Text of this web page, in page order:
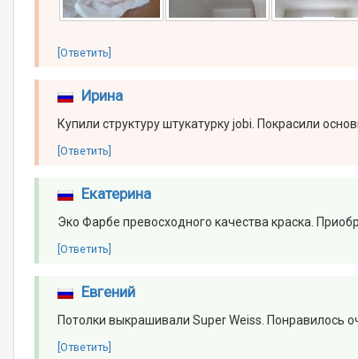
[Ответить]
Ирина
Купили структуру штукатурку jobi. Покрасили
[Ответить]
Екатерина
Эко Фарбе превосходного качества краска.
[Ответить]
Евгений
Потолки выкрашивали Super Weiss. Понравилось
[Ответить]